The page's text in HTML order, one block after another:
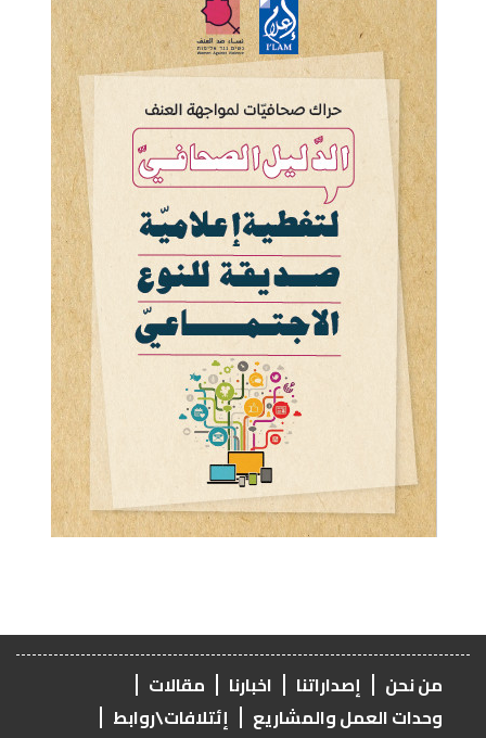
من نحن إصداراتنا اخبارنا
مقالات
وحدات العمل والمشاريع
إئتلافات\روابط